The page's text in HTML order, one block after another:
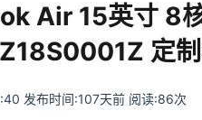
Air 15英寸 8
定
发布时间:107天前 阅读:86次